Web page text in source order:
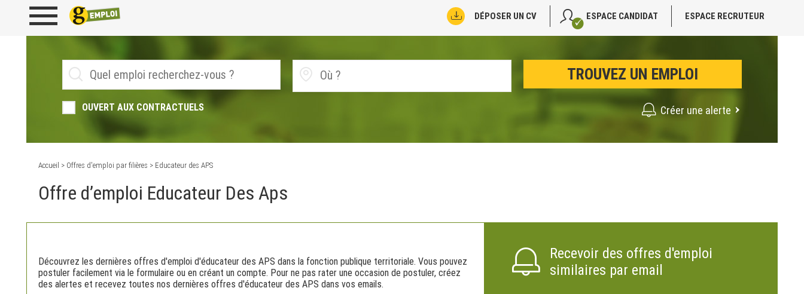
DÉPOSER UN CV ESPACE CANDIDAT ESPACE RECRUTEUR
OUVERT AUX CONTRACTUELS Créer une alerte
Accueil > Offres d'emploi par filières > Educateur des APS
Offre d’emploi Educateur Des Aps
Découvrez les dernières offres d'emploi d'éducateur des APS dans la fonction publique territoriale. Vous pouvez
postuler facilement via le formulaire ou en créant un compte. Pour ne pas rater une occasion de postuler, créez
des alertes et recevez toutes nos dernières offres d'éducateur des APS dans vos emails.
Recevoir des offres d'emploi
similaires par email